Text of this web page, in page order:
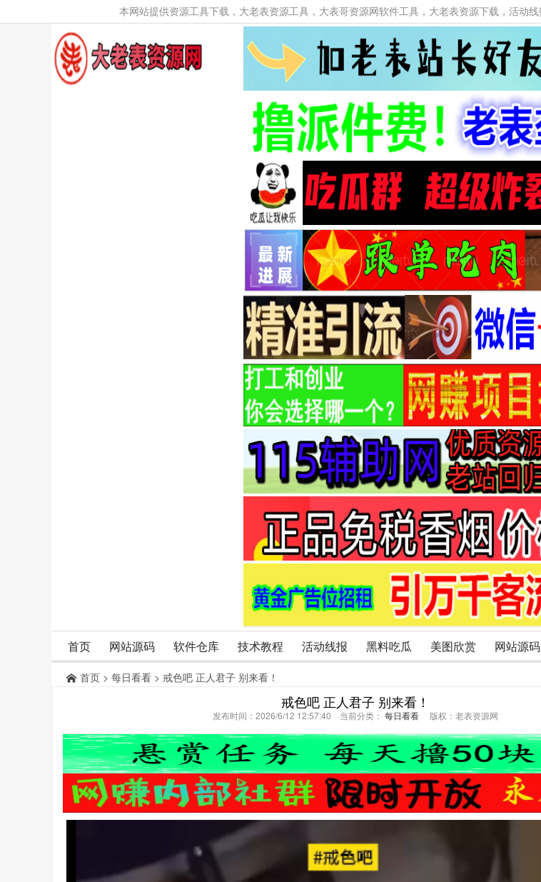
首页 网站源码 软件仓库 技术教程 活动线报 黑料吃瓜 美图欣赏 网站源码
首页 > 每日看看 > 戒色吧 正人君子 别来看！
戒色吧 正人君子 别来看！
发布时间：2026/6/12 12:57:40 当前分类： 每日看看 版权：老表资源网